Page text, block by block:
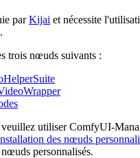
parKijai et nécessite
trois nœuds suivants :
veuillez utiliser ComfyUI-
des nœuds
personnalisés.